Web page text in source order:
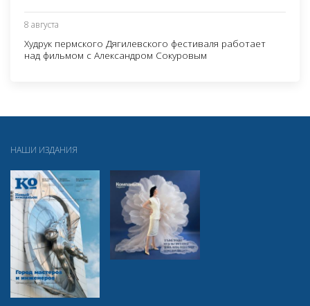
8 августа
Худрук пермского Дягилевского фестиваля работает
над фильмом с Александром Сокуровым
НАШИ ИЗДАНИЯ